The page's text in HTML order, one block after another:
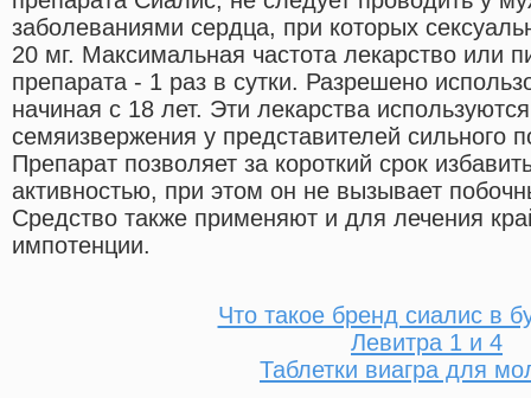
заболеваниями сердца, при которых
20 мг. Максимальная частота лекарство или
препарата - 1 раз в сутки. Разрешено
начиная с 18 лет. Эти лекарства
семяизвержения у представителей сильного
Препарат позволяет за короткий срок
активностью, при этом он не вызывает
Средство также применяют и для лечения
импотенции.
Что такое бренд сиалис в
Левитра 1 и 4
Таблетки виагра для